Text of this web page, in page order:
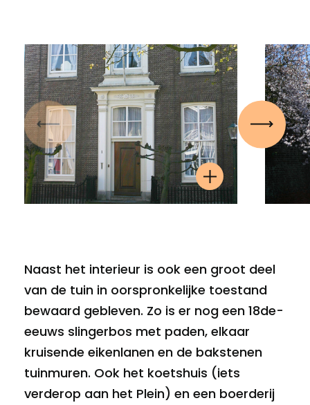
Vorige
Naast het interieur is ook een groot deel
van de tuin in oorspronkelijke toestand
bewaard gebleven. Zo is er nog een 18de-
eeuws slingerbos met paden, elkaar
kruisende eikenlanen en de bakstenen
tuinmuren. Ook het koetshuis (iets
verderop aan het Plein) en een boerderij